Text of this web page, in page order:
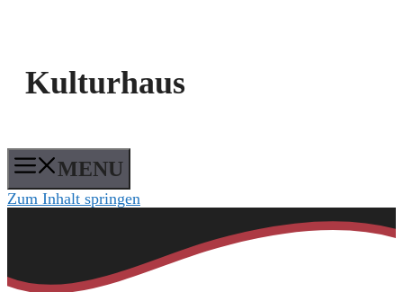
Kulturhaus
MENU
Zum Inhalt springen